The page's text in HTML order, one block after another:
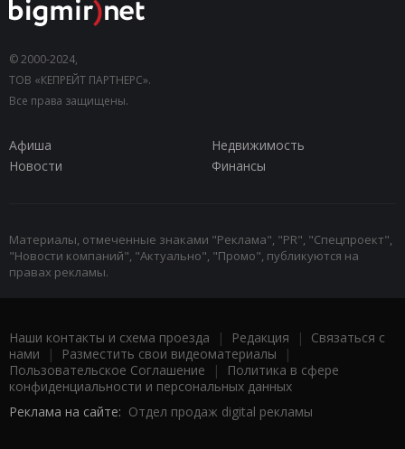
© 2000-2024,
ТОВ «КЕПРЕЙТ ПАРТНЕРС».
Все права защищены.
Афиша
Недвижимость
Новости
Финансы
Материалы, отмеченные знаками "Реклама", "PR", "Спецпроект",
"Новости компаний", "Актуально", "Промо", публикуются на
правах рекламы.
Наши контакты и схема проезда | Редакция | Связаться с
нами | Разместить свои видеоматериалы |
Пользовательское Соглашение |
Политика в сфере
конфиденциальности и персональных данных
Реклама на сайте: Отдел продаж digital рекламы